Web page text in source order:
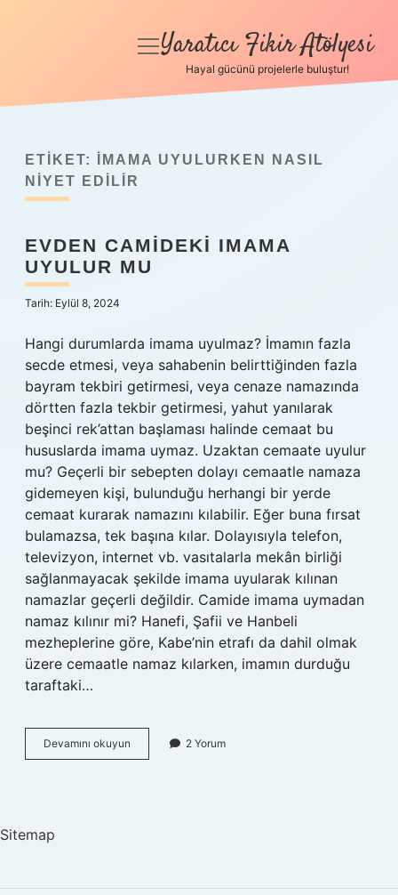
Anasayfa
Yasal Uyarı
menüyü
Yaratıcı Fikir Atölyesi
Hayal gücünü projelerle buluştur!
ETIKET:
İMAMA UYULURKEN NASIL
NIYET EDILIR
EVDEN CAMIDEKI IMAMA
UYULUR MU
Tarih: Eylül 8, 2024
Hangi durumlarda imama uyulmaz? İmamın fazla
secde etmesi, veya sahabenin belirttiğinden fazla
bayram tekbiri getirmesi, veya cenaze namazında
dörtten fazla tekbir getirmesi, yahut yanılarak
beşinci rek’attan başlaması halinde cemaat bu
hususlarda imama uymaz. Uzaktan cemaate uyulur
mu? Geçerli bir sebepten dolayı cemaatle namaza
gidemeyen kişi, bulunduğu herhangi bir yerde
cemaat kurarak namazını kılabilir. Eğer buna fırsat
bulamazsa, tek başına kılar. Dolayısıyla telefon,
televizyon, internet vb. vasıtalarla mekân birliği
sağlanmayacak şekilde imama uyularak kılınan
namazlar geçerli değildir. Camide imama uymadan
namaz kılınır mi? Hanefi, Şafii ve Hanbeli
mezheplerine göre, Kabe’nin etrafı da dahil olmak
üzere cemaatle namaz kılarken, imamın durduğu
taraftaki…
Devamını okuyun
Camideki
2 Yorum
Sitemap